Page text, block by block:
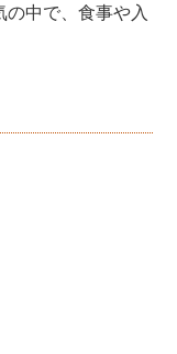
の中で、食事や入